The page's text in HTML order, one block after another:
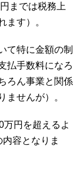
までは税務上
ます）。
て特に金額の制
払手数料になろ
ろん事業と関係
ませんが）。
円を超えるよ
容となりま